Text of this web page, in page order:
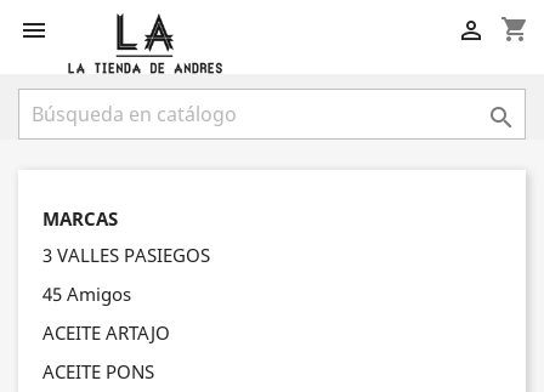
 shopping_cart


MARCAS
3 VALLES PASIEGOS
45 Amigos
ACEITE ARTAJO
ACEITE PONS